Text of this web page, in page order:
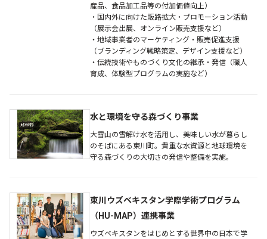
産品、食品加工品等の付加価値向上）
・国内外に向けた販路拡大・プロモーション活動
（展示会出展、オンライン販売支援など）
・地域事業者のマーケティング・販売促進支援
（ブランディング戦略策定、デザイン支援など）
・伝統技術やものづくり文化の継承・発信（職人
育成、体験型プログラムの実施など）
水と環境を守る森づくり事業
大雪山の雪解け水を活用し、美味しい水が暮らし
のそばにある東川町。貴重な水資源と地球環境を
守る森づくりの大切さの発信や整備を実施。
東川ウズベキスタン学際学術プログラム
（HU-MAP）連携事業
ウズベキスタンをはじめとする世界中の日本で学